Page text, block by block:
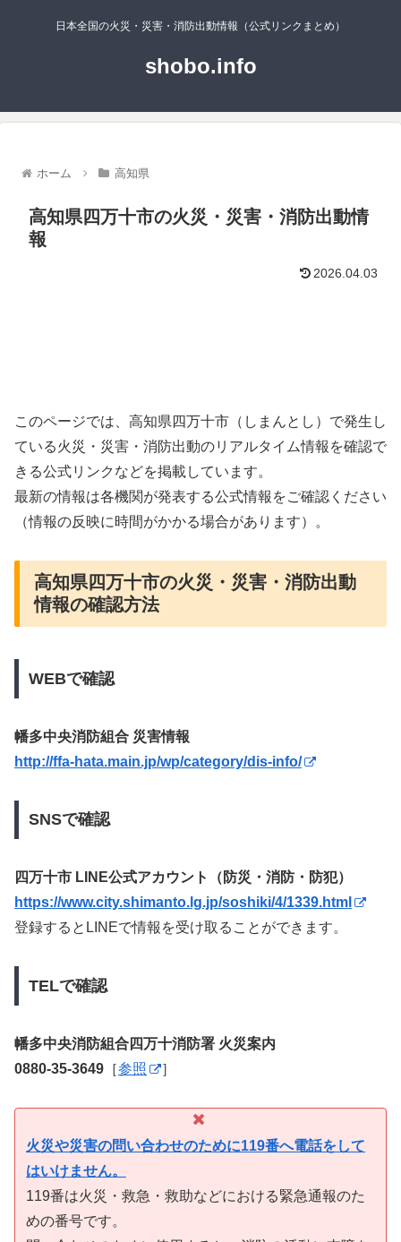
日本全国の火災・災害・消防出動情報（公式リンクまとめ）
shobo.info
ホーム 高知県
高知県四万十市の火災・災害・消防出動情
報
2026.04.03
このページでは、高知県四万十市（しまんとし）で発生し
ている火災・災害・消防出動のリアルタイム情報を確認で
きる公式リンクなどを掲載しています。
最新の情報は各機関が発表する公式情報をご確認ください
（情報の反映に時間がかかる場合があります）。
高知県四万十市の火災・災害・消防出動
情報の確認方法
WEBで確認
幡多中央消防組合 災害情報
http://ffa-hata.main.jp/wp/category/dis-info/
SNSで確認
四万十市 LINE公式アカウント（防災・消防・防犯）
https://www.city.shimanto.lg.jp/soshiki/4/1339.html
登録するとLINEで情報を受け取ることができます。
TELで確認
幡多中央消防組合四万十消防署 火災案内
0880-35-3649 ［参照 ］
火災や災害の問い合わせのために119番へ電話をして
はいけません。
119番は火災・救急・救助などにおける緊急通報のた
めの番号です。